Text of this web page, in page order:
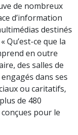
de nombreux
d’information
destinés
Qu’est-ce que la
en outre
des salles de
dans ses
ou caritatifs,
de 480
pour le